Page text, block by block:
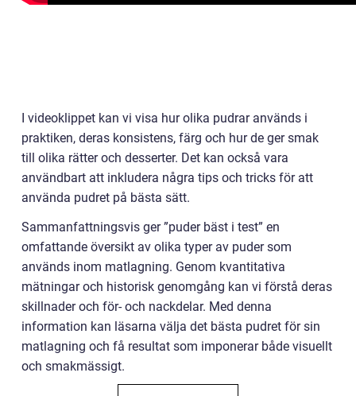
I videoklippet kan vi visa hur olika pudrar används i
praktiken, deras konsistens, färg och hur de ger smak
till olika rätter och desserter. Det kan också vara
användbart att inkludera några tips och tricks för att
använda pudret på bästa sätt.
Sammanfattningsvis ger ”puder bäst i test” en
omfattande översikt av olika typer av puder som
används inom matlagning. Genom kvantitativa
mätningar och historisk genomgång kan vi förstå deras
skillnader och för- och nackdelar. Med denna
information kan läsarna välja det bästa pudret för sin
matlagning och få resultat som imponerar både visuellt
och smakmässigt.